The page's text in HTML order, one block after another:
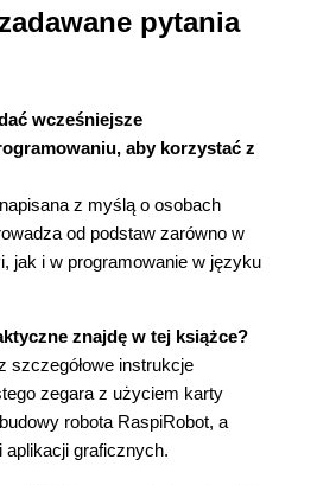
(42)
(43)
listy i słowniki (47)
(47)
przypisywanie (60)
powrotnych (60)
(61)
pytania
wcześniejsze
aby korzystać z
z myślą o osobach
od podstaw zarówno w
jak i w programowanie w języku
znajdę w tej książce?
szczegółowe instrukcje
zegara z użyciem karty
robota RaspiRobot, a
aplikacji graficznych.